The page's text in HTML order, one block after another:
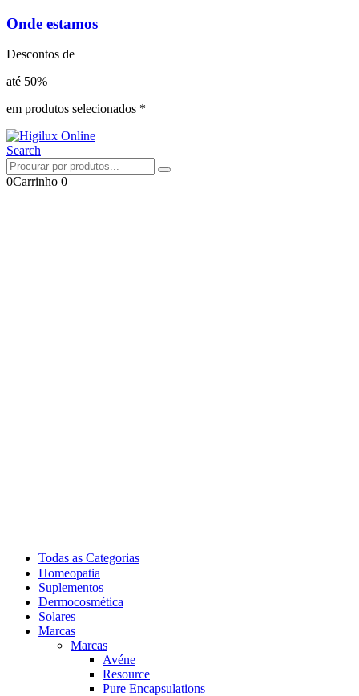
Onde estamos
Descontos de
até 50%
em produtos selecionados *
Search
0Carrinho 0
Todas as Categorias
Homeopatia
Suplementos
Dermocosmética
Solares
Marcas
Marcas
Avéne
Resource
Pure Encapsulations